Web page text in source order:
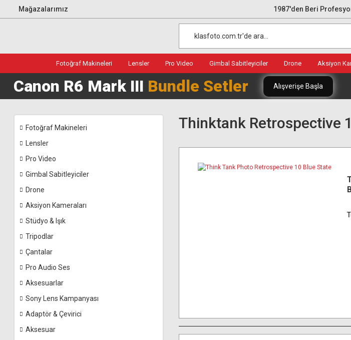
Mağazalarımız 1987'den Beri
Fotoğraf Makineleri Lensler Pro Video Gimbal Sabitleyiciler Drone Aksiyon
Canon R6 Mark III Bundle Setler Alışverişe Başla
Fotoğraf Makineleri
Lensler
Pro Video
Gimbal Sabitleyiciler
Drone
Aksiyon Kameraları
Stüdyo & Işık
Tripodlar
Çantalar
Pro Audio Ses
Aksesuarlar
Sony Lens Kampanyası
Adaptör & Çevirici
Aksesuar
Thinktank Retrospective